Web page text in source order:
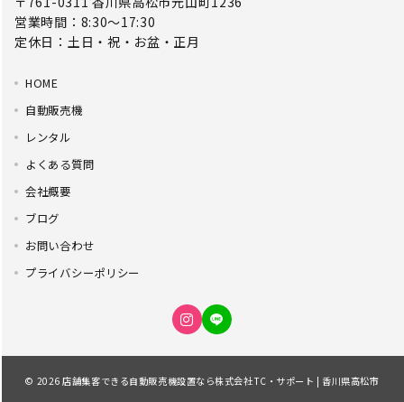
営業時間：8:30～17:30
定休日：土日・祝・お盆・正月
HOME
自動販売機
レンタル
よくある質問
会社概要
ブログ
お問い合わせ
プライバシーポリシー
© 2026店舗集客できる自動販売機設置なら株式会社TC・サポート | 香川県高松市